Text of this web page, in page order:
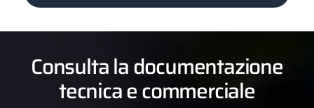
Consulta la documentazione
tecnica e commerciale